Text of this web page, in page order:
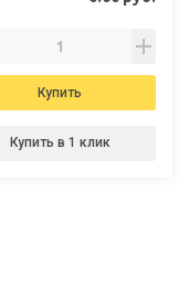
Купить
Купить в 1 клик